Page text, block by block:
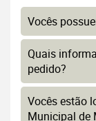
Vocês
Quais
pedido?
Vocês estão
Municipal de